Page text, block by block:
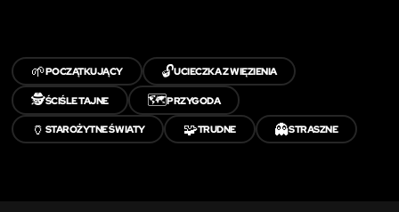
🌱POCZĄTKUJĄCY 🔓UCIECZKA Z WIĘZIENIA
🕵️ŚCIŚLE TAJNE 🗺️PRZYGODA
🏺 STAROŻYTNE ŚWIATY 🧩TRUDNE 👻STRASZNE